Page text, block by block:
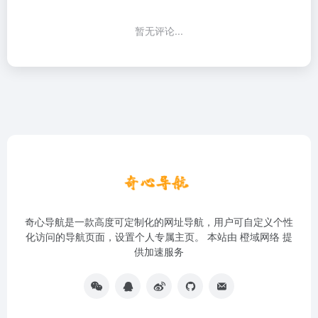
暂无评论...
奇心导航是一款高度可定制化的网址导航，用户可自定义个性
化访问的导航页面，设置个人专属主页。 本站由 橙域网络 提
供加速服务